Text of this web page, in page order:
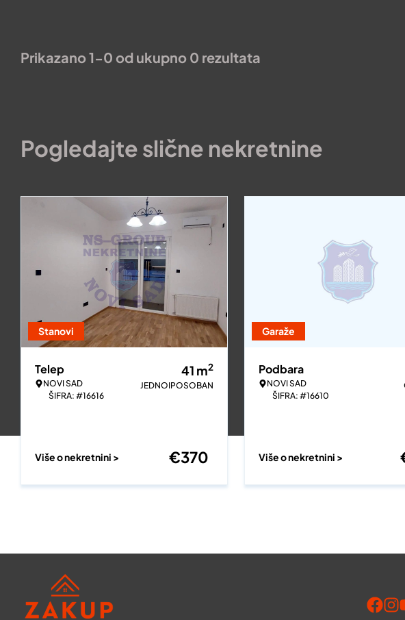
Prikazano 1-0 od ukupno 0 rezultata
Pogledajte slične nekretnine
Stanovi
Telep
NOVI SAD
ŠIFRA: #16616
41 m2
JEDNOIPOSOBAN
Više o nekretnini > €370
Garaže
Podbara
NOVI SAD
ŠIFRA: #16610
Više o nekretnini >